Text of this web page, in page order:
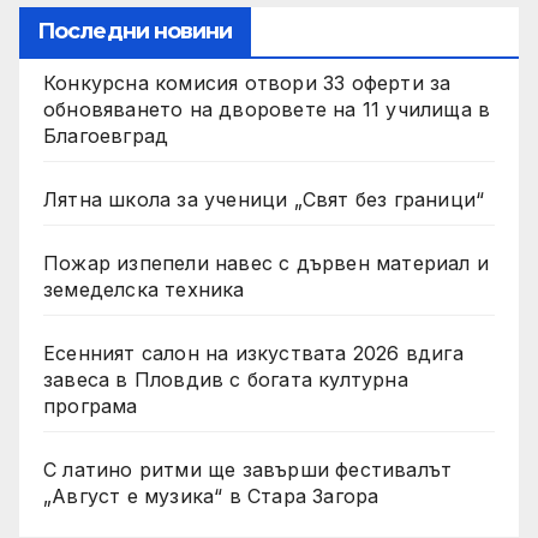
Последни новини
Конкурсна комисия отвори 33 оферти за
обновяването на дворовете на 11 училища в
Благоевград
Лятна школа за ученици „Свят без граници“
Пожар изпепели навес с дървен материал и
земеделска техника
Есенният салон на изкуствата 2026 вдига
завеса в Пловдив с богата културна
програма
С латино ритми ще завърши фестивалът
„Август е музика“ в Стара Загора